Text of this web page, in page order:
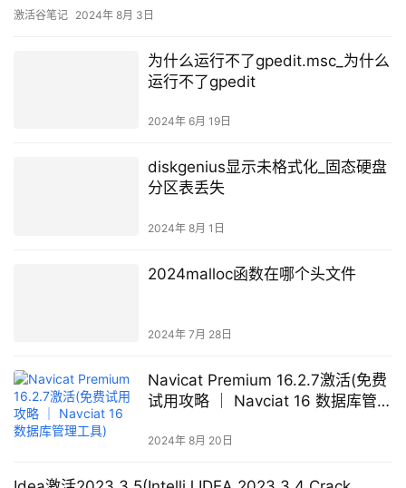
12月爱奇艺移动视频月活设备达到4.81亿台，月使用时长达55.79
激活谷笔记 2024年 8月 3日
为什么运行不了gpedit.msc_为什么
运行不了gpedit
2024年 6月 19日
diskgenius显示未格式化_固态硬盘
分区表丢失
2024年 8月 1日
2024malloc函数在哪个头文件
2024年 7月 28日
Navicat Premium 16.2.7激活(免费
试用攻略 ｜ Navciat 16 数据库管理
2024年 8月 20日